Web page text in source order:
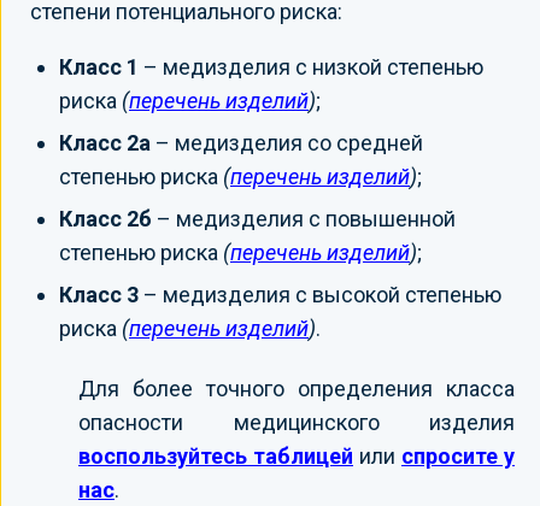
степени потенциального риска:
Класс 1 – медизделия с низкой степенью
риска (перечень изделий);
Класс 2а – медизделия со средней
степенью риска (перечень изделий);
Класс 2б – медизделия с повышенной
степенью риска (перечень изделий);
Класс 3 – медизделия с высокой степенью
риска (перечень изделий).
Для более точного определения класса
опасности медицинского изделия
воспользуйтесь таблицей или спросите у
нас.